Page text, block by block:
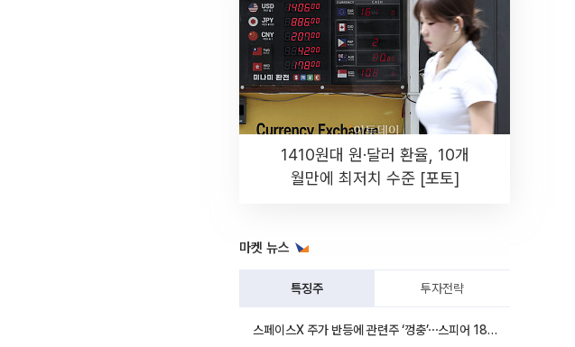
1410원대 원·달러 환율, 10개
월만에 최저치 수준 [포토]
마켓 뉴스
특징주 투자전략
스페이스X 주가 반등에 관련주 ‘껑충’⋯스피어 18%ㆍ에이치브이엠 12%↑